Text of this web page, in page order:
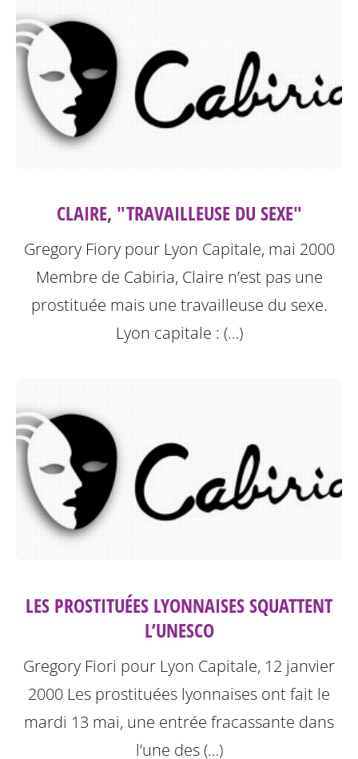
CLAIRE, "TRAVAILLEUSE DU SEXE"
Gregory Fiory pour Lyon Capitale, mai 2000
Membre de Cabiria, Claire n’est pas une
prostituée mais une travailleuse du sexe.
Lyon capitale : (…)
LES PROSTITUÉES LYONNAISES SQUATTENT
L’UNESCO
Gregory Fiori pour Lyon Capitale, 12 janvier
2000 Les prostituées lyonnaises ont fait le
mardi 13 mai, une entrée fracassante dans
l’une des (…)